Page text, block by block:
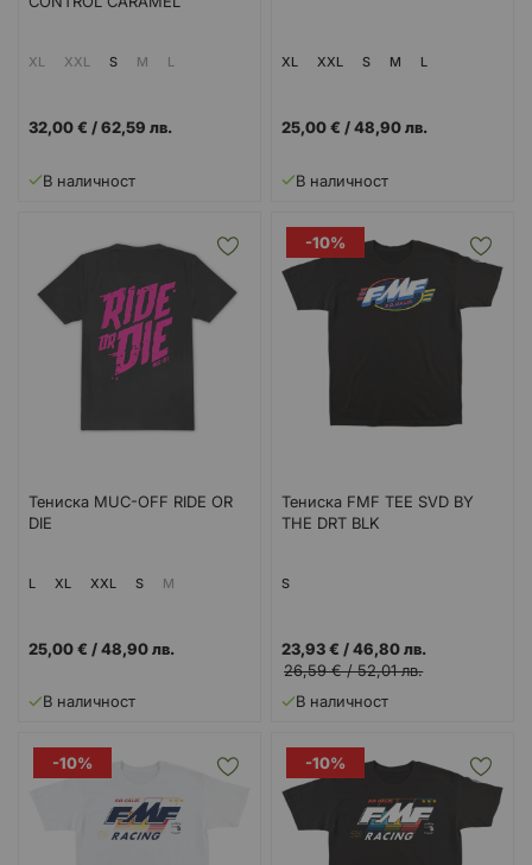
XL XXL S M L
32,00 € /62,59 лв.
В наличност
XL XXL S M L
25,00 € /48,90 лв.
В наличност
Тениска MUC-OFF RIDE OR
DIE
L XL XXL S M
25,00 € /48,90 лв.
В наличност
-10%
Тениска FMF TEE SVD BY
THE DRT BLK
S
23,93 € /46,80 лв.
26,59 €/52,01 лв.
В наличност
-10% -10%